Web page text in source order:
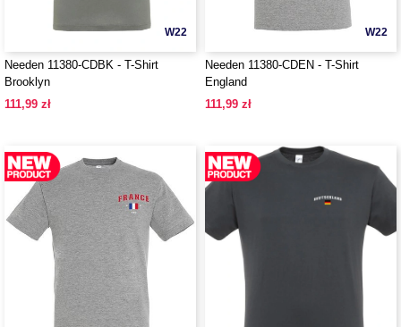
W22
Needen 11380-CDBK - T-Shirt
Brooklyn
111,99 zł
W22
Needen 11380-CDEN - T-Shirt
England
111,99 zł